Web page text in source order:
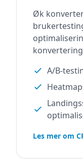
Øk
A/B-
Les mer om